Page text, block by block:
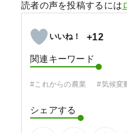
読者の声を投稿するには
+12
関連キーワード
#これからの農業 #気候変
シェアする